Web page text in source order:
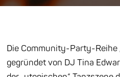
Die Community-Party-Reihe
gegründet von DJ Tina